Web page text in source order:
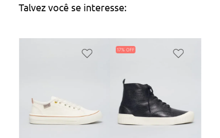
Talvez você se interesse:
17%